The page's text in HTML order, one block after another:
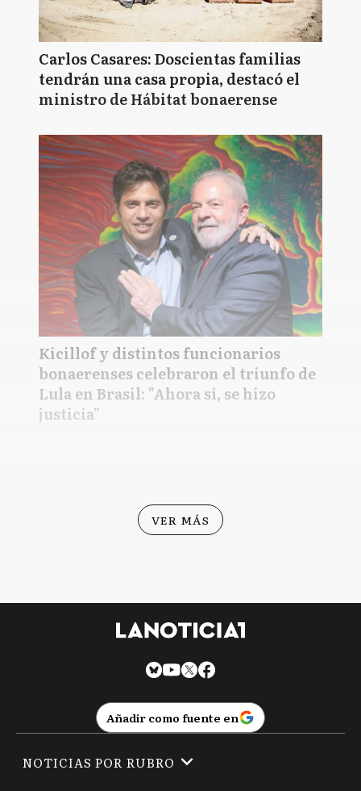
Carlos Casares: Doscientas familias
tendrán una casa propia, destacó el
ministro de Hábitat bonaerense
Kicillof y distintos funcionarios
bonaerenses celebraron el triunfo de
Lula en Brasil: "Ahora sí, se hizo
justicia"
VER MÁS
Añadir como fuente en
NOTICIAS POR RUBRO